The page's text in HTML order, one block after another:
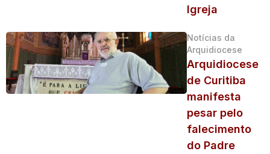
Igreja
Notícias da
Arquidiocese
Arquidiocese
de Curitiba
manifesta
pesar pelo
falecimento
do Padre